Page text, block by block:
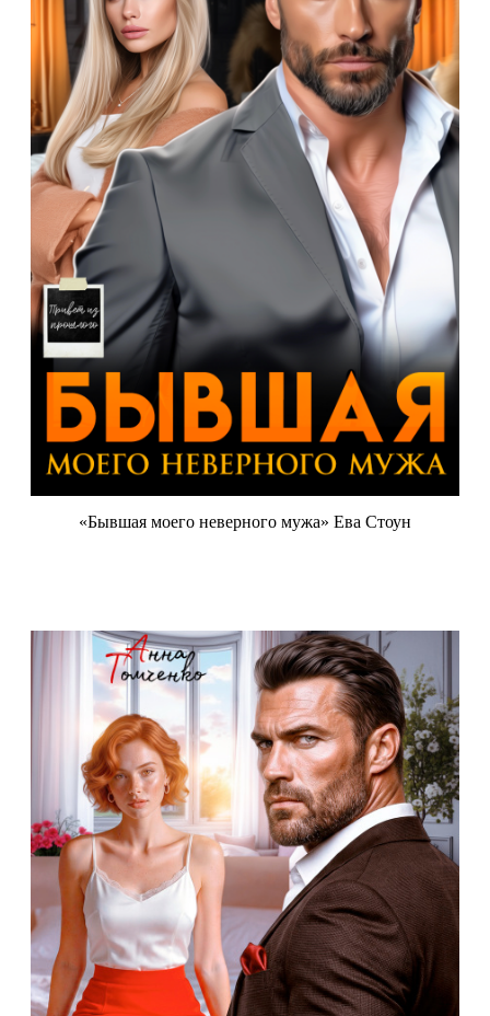
«Бывшая моего неверного мужа» Ева Стоун